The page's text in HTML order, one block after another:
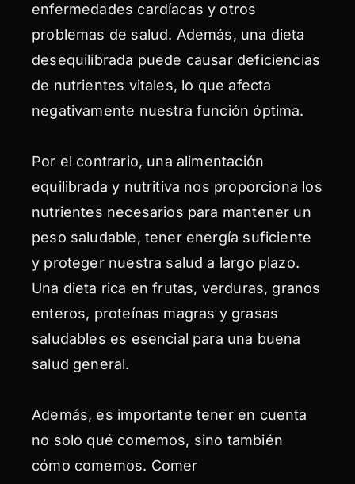
enfermedades cardíacas y otros
problemas de salud. Además, una dieta
desequilibrada puede causar deficiencias
de nutrientes vitales, lo que afecta
negativamente nuestra función óptima.
Por el contrario, una alimentación
equilibrada y nutritiva nos proporciona los
nutrientes necesarios para mantener un
peso saludable, tener energía suficiente
y proteger nuestra salud a largo plazo.
Una dieta rica en frutas, verduras, granos
enteros, proteínas magras y grasas
saludables es esencial para una buena
salud general.
Además, es importante tener en cuenta
no solo qué comemos, sino también
cómo comemos. Comer